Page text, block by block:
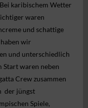
karibischem Wetter
waren
und schattige
wir
und unterschiedlich
Start waren neben
Crew zusammen
der jüngst
Spiele,